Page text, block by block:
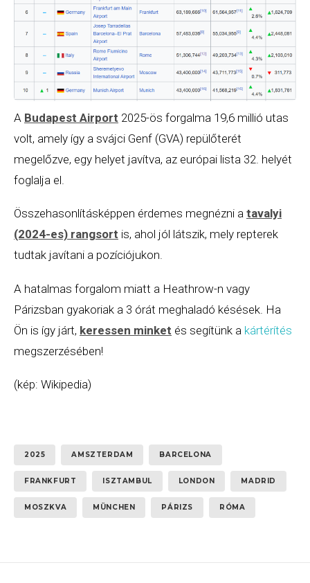
A Budapest Airport 2025-ös forgalma 19,6 millió utas
volt, amely így a svájci Genf (GVA) repülőterét
megelőzve, egy helyet javítva, az európai lista 32. helyét
foglalja el.
Összehasonlításképpen érdemes megnézni a tavalyi
(2024-es) rangsort is, ahol jól látszik, mely repterek
tudtak javítani a pozíciójukon.
A hatalmas forgalom miatt a Heathrow-n vagy
Párizsban gyakoriak a 3 órát meghaladó késések. Ha
Ön is így járt, keressen minket és segítünk a kártérítés
megszerzésében!
(kép: Wikipedia)
2025 AMSZTERDAM BARCELONA
FRANKFURT ISZTAMBUL LONDON MADRID
MOSZKVA MÜNCHEN PÁRIZS RÓMA